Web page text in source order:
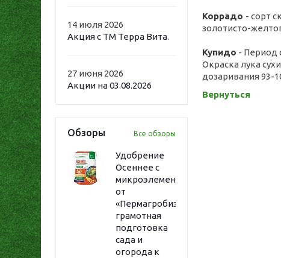
14 июля 2026
Акция с ТМ Терра Вита.
27 июня 2026
Акции на 03.08.2026
Обзоры Все обзоры
Удобрение
Осеннее с
микроэлементами
от
«Пермагробизнес»:
грамотная
подготовка
сада и
огорода к
Коррадо - сорт
золотисто-
Купидо - Период
Окраска лука
дозаривания 93-
Вернуться